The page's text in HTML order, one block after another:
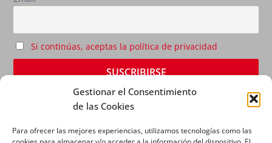
Gestionar el Consentimiento
de las Cookies
Para ofrecer las mejores experiencias, utilizamos tecnologías como las
Si continúas, aceptas la política de privacidad